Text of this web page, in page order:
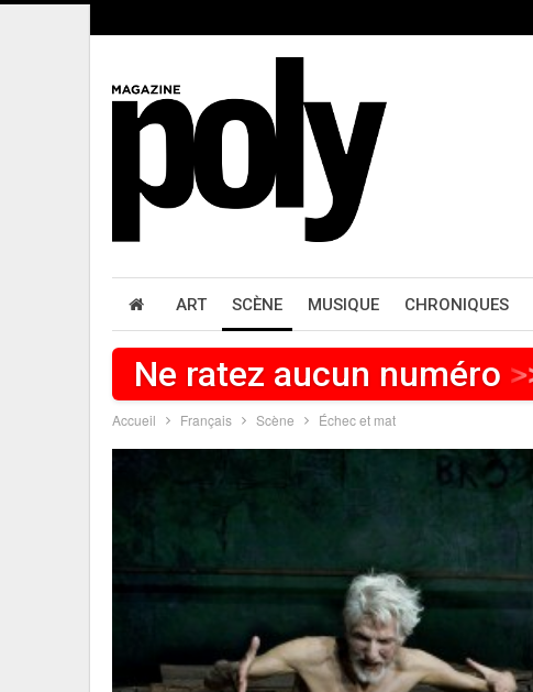
ART SCÈNE MUSIQUE CHRONIQUES
Ne ratez aucun numéro
> >
Accueil Français Scène Échec et mat